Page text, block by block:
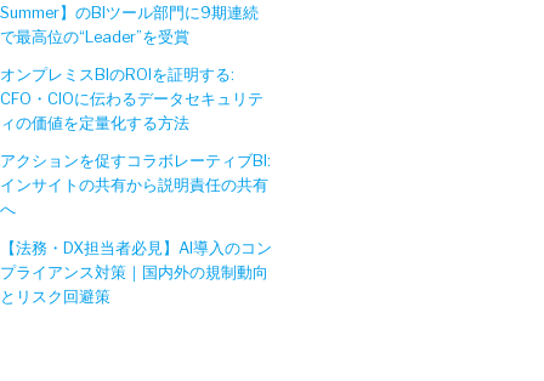
Summer】のBIツール部門に9期連続
で最高位の“Leader”を受賞
オンプレミスBIのROIを証明する:
CFO・CIOに伝わるデータセキュリテ
ィの価値を定量化する方法
アクションを促すコラボレーティブBI:
インサイトの共有から説明責任の共有
へ
【法務・DX担当者必見】AI導入のコン
プライアンス対策｜国内外の規制動向
とリスク回避策